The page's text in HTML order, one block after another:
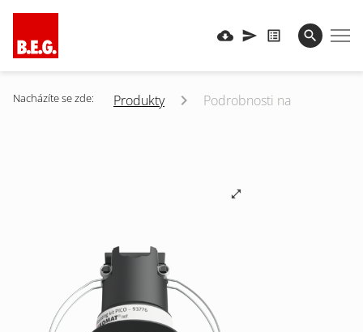
Nacházíte se zde: Produkty Podrobnosti na